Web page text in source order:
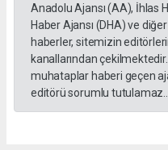
Anadolu Ajansı (AA), İhlas
Haber Ajansı (DHA) ve
haberler, sitemizin
kanallarından
muhataplar haberi geçen
editörü sorumlu tutulamaz...